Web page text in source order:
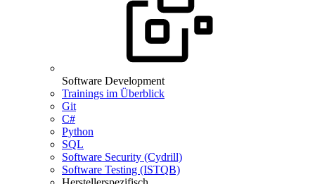
Software Development
Trainings im Überblick
Git
C#
Python
SQL
Software Security (Cydrill)
Software Testing (ISTQB)